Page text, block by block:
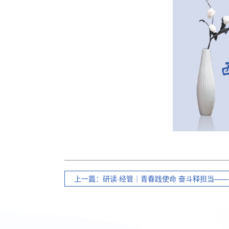
上一篇：研读·经管｜青春践使命 奋斗释担当